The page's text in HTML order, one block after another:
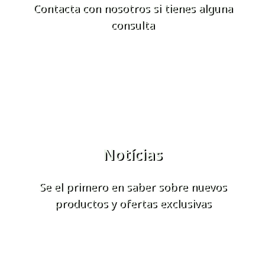
Contacta con nosotros si tienes alguna
consulta
Notícias
Se el primero en saber sobre nuevos
productos y ofertas exclusivas